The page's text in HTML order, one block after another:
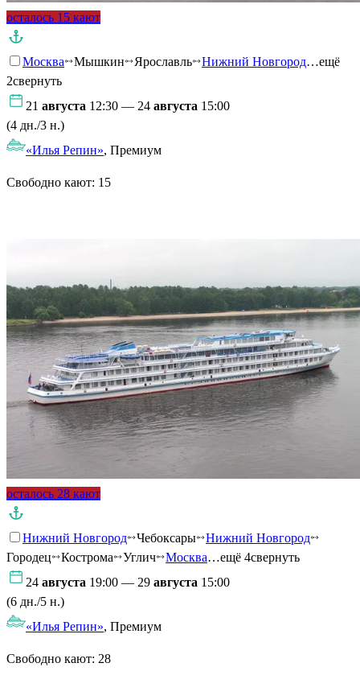
осталось 15 кают
Москва Мышкин Ярославль Нижний Новгород…ещё
2свернуть
21 августа 12:30 — 24 августа 15:00
(4 дн./3 н.)
«Илья Репин», Премиум
Свободно кают: 15
осталось 28 кают
Нижний Новгород Чебоксары
Нижний Новгород
Городец
Кострома Углич Москва…ещё 4свернуть
24 августа 19:00 — 29 августа 15:00
(6 дн./5 н.)
«Илья Репин», Премиум
Свободно кают: 28